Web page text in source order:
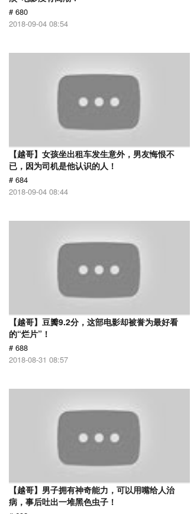
# 680
2018-09-04 08:54
【越哥】女孩坐出租车发生意外，男友悔恨不
已，因为司机是他认识的人！
# 684
2018-09-04 08:44
【越哥】豆瓣9.2分，这部电影却被誉为最好看
的“烂片”！
# 688
2018-08-31 08:57
【越哥】男子拥有神奇能力，可以用嘴给人治
病，事后吐出一堆黑色虫子！